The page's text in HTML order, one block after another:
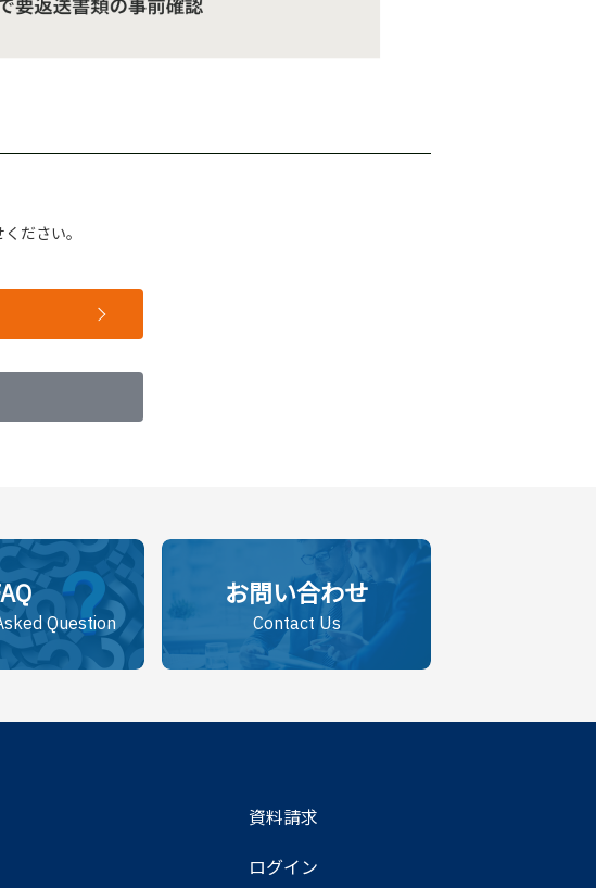
ださい。
Question
お問い合わせ
Contact Us
資料請求
ログイン